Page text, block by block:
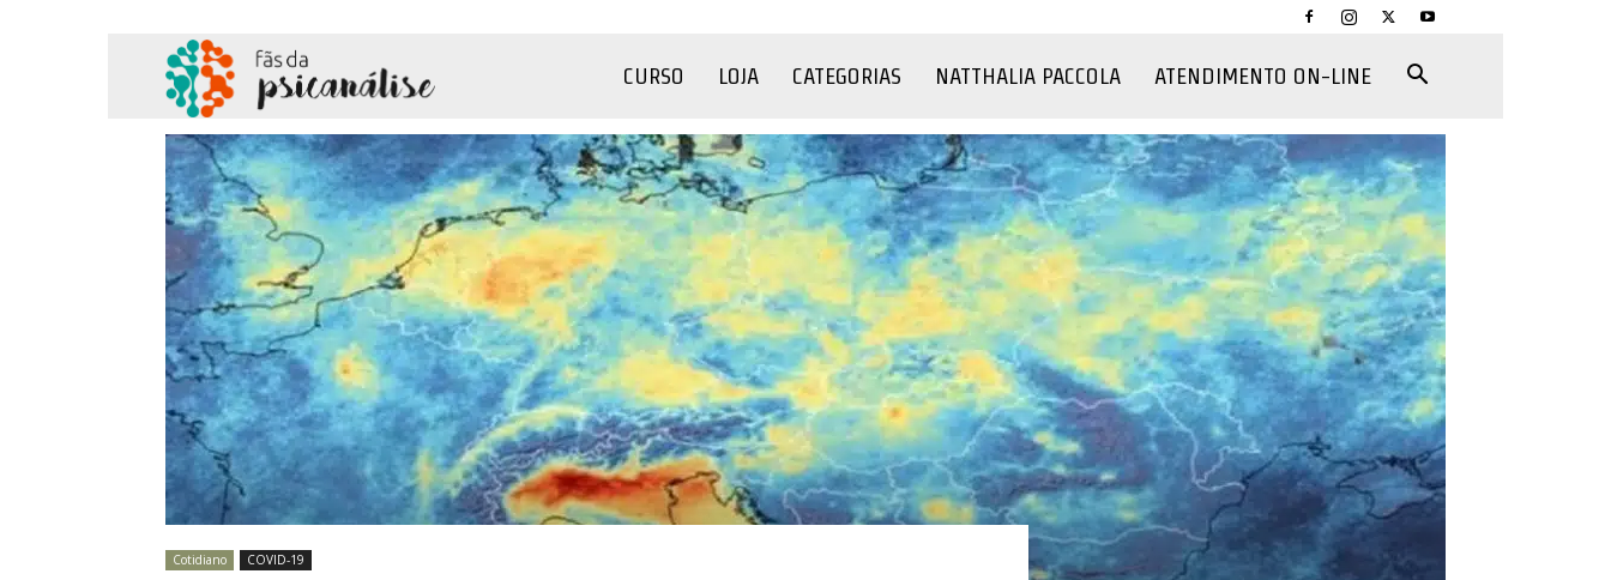
da
Psicanálise
CURSO LOJA CATEGORIAS NATTHALIA PACCOLA ATENDIMENTO ON-LINE
Cotidiano COVID-19